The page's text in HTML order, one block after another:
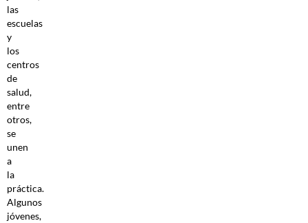
las
escuelas
y
los
centros
de
salud,
entre
otros,
se
unen
a
la
práctica.
Algunos
jóvenes,